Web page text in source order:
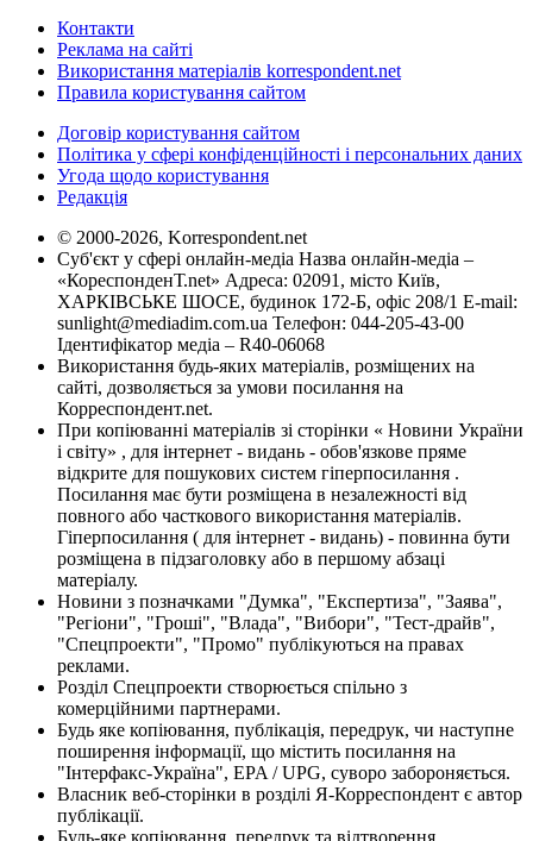
Контакти
Реклама на сайті
Використання матеріалів korrespondent.net
Правила користування сайтом
Договір користування сайтом
Політика у сфері конфіденційності і персональних даних
Угода щодо користування
Редакція
© 2000-2026, Korrespondent.net
Суб'єкт у сфері онлайн-медіа Назва онлайн-медіа –
«КореспонденТ.net» Адреса: 02091, місто Київ,
ХАРКІВСЬКЕ ШОСЕ, будинок 172-Б, офіс 208/1 E-mail:
sunlight@mediadim.com.ua Телефон: 044-205-43-00
Ідентифікатор медіа – R40-06068
Використання будь-яких матеріалів, розміщених на
сайті, дозволяється за умови посилання на
Корреспондент.net.
При копіюванні матеріалів зі сторінки « Новини України
і світу» , для інтернет - видань - обов'язкове пряме
відкрите для пошукових систем гіперпосилання .
Посилання має бути розміщена в незалежності від
повного або часткового використання матеріалів.
Гіперпосилання ( для інтернет - видань) - повинна бути
розміщена в підзаголовку або в першому абзаці
матеріалу.
Новини з позначками "Думка", "Експертиза", "Заява",
"Регіони", "Гроші", "Влада", "Вибори", "Тест-драйв",
"Спецпроекти", "Промо" публікуються на правах
реклами.
Розділ Спецпроекти створюється спільно з
комерційними партнерами.
Будь яке копіювання, публікація, передрук, чи наступне
поширення інформації, що містить посилання на
"Інтерфакс-Україна", EPA / UPG, суворо забороняється.
Власник веб-сторінки в розділі Я-Корреспондент є автор
публікації.